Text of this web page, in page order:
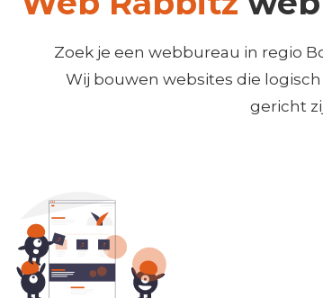
Zoek je een webbureau in regio
Wij bouwen websites die
gericht